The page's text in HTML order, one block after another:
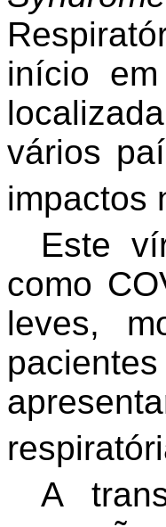
início
vários
impactos
Este
como
leves,
A